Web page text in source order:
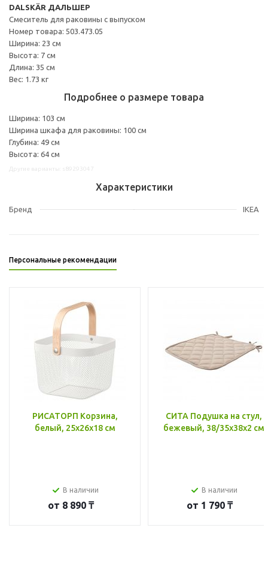
DALSKÄR ДАЛЬШЕР
Смеситель для раковины с выпуском
Номер товара: 503.473.05
Ширина: 23 см
Высота: 7 см
Длина: 35 см
Вес: 1.73 кг
Подробнее о размере товара
Ширина: 103 см
Ширина шкафа для раковины: 100 см
Глубина: 49 см
Высота: 64 см
Характеристики
Бренд IKEA
Персональные рекомендации
РИСАТОРП Корзина,
белый, 25x26x18 см
В наличии
от 8 890 ₸
СИТА Подушка на стул,
бежевый, 38/35x38x2 см
В наличии
от 1 790 ₸